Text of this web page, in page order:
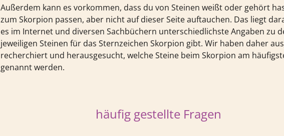
Außerdem kann es vorkommen, dass du von Steinen weißt oder gehört
zum Skorpion passen, aber nicht auf dieser Seite auftauchen. Das liegt
es im Internet und diversen Sachbüchern unterschiedlichste Angaben zu
jeweiligen Steinen für das Sternzeichen Skorpion gibt. Wir haben daher
recherchiert und herausgesucht, welche Steine beim Skorpion am
genannt werden.
häufig gestellte Fragen